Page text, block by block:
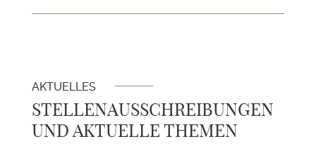
AKTUELLES
STELLENAUSSCHREIBUNGEN
UND AKTUELLE THEMEN